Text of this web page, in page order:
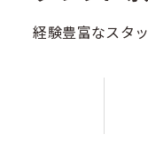
経験豊富なスタ